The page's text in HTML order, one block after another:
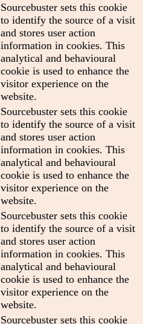
Sourcebuster sets this cookie
to identify the source of a visit
and stores user action
information in cookies. This
analytical and behavioural
cookie is used to enhance the
visitor experience on the
website.
Sourcebuster sets this cookie
to identify the source of a visit
and stores user action
information in cookies. This
analytical and behavioural
cookie is used to enhance the
visitor experience on the
website.
Sourcebuster sets this cookie
to identify the source of a visit
and stores user action
information in cookies. This
analytical and behavioural
cookie is used to enhance the
visitor experience on the
website.
Sourcebuster sets this cookie